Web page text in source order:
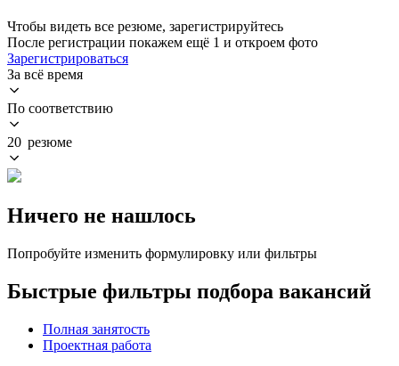
Чтобы видеть все резюме, зарегистрируйтесь
После регистрации покажем ещё 1 и откроем фото
Зарегистрироваться
За всё время
По соответствию
20 резюме
Ничего не нашлось
Попробуйте изменить формулировку или фильтры
Быстрые фильтры подбора вакансий
Полная занятость
Проектная работа